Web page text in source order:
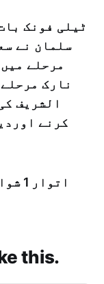
ٹیلی فونک
سلمان نے
مرحلے
نارک
الشریف
کرنے
this.